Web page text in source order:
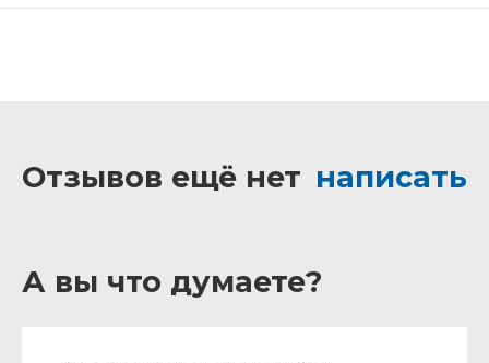
Отзывов ещё нет написать
А вы что думаете?